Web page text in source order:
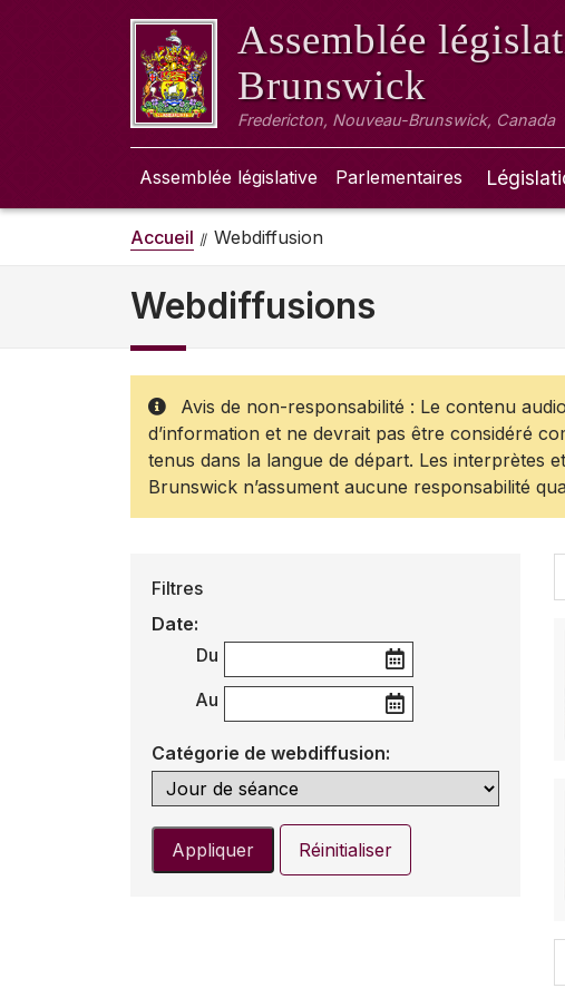
Assemblée
Brunswick
Fredericton, Nouveau-Brunswick, Canada
Assemblée législative Parlementaires
Accueil Webdiffusion
Webdiffusions
Avis de non-responsabilité : Le contenu
d’information et ne devrait pas être considéré
tenus dans la langue de départ. Les interprètes
Brunswick n’assument aucune responsabilité
Filtres
Date:
Du
Au
Catégorie de webdiffusion:
Appliquer Réinitialiser